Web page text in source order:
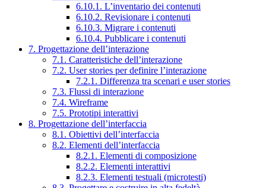
6.10.1. L’inventario dei contenuti
6.10.2. Revisionare i contenuti
6.10.3. Migrare i contenuti
6.10.4. Pubblicare i contenuti
7. Progettazione dell’interazione
7.1. Caratteristiche dell’interazione
7.2. User stories per definire l’interazione
7.2.1. Differenza tra scenari e user stories
7.3. Flussi di interazione
7.4. Wireframe
7.5. Prototipi interattivi
8. Progettazione dell’interfaccia
8.1. Obiettivi dell’interfaccia
8.2. Elementi dell’interfaccia
8.2.1. Elementi di composizione
8.2.2. Elementi interattivi
8.2.3. Elementi testuali (microtesti)